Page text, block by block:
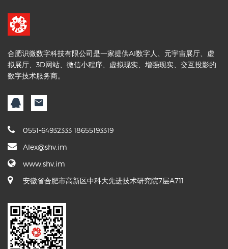
合肥识微数字科技有限公司是一家提供AI数字人、元宇宙展厅、虚
拟展厅、3D网站、微信小程序、虚拟现实、增强现实、交互投影的
数字技术服务商。
0551-64932333 18655193319
Alex@shv.im
www.shv.im
安徽省合肥市高新区中科大先进技术研究院7层A711